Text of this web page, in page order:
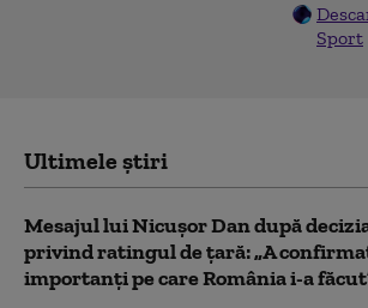
Sport
Ultimele știri
Mesajul lui Nicușor Dan după
privind ratingul de țară: „A
importanți pe care România i-a